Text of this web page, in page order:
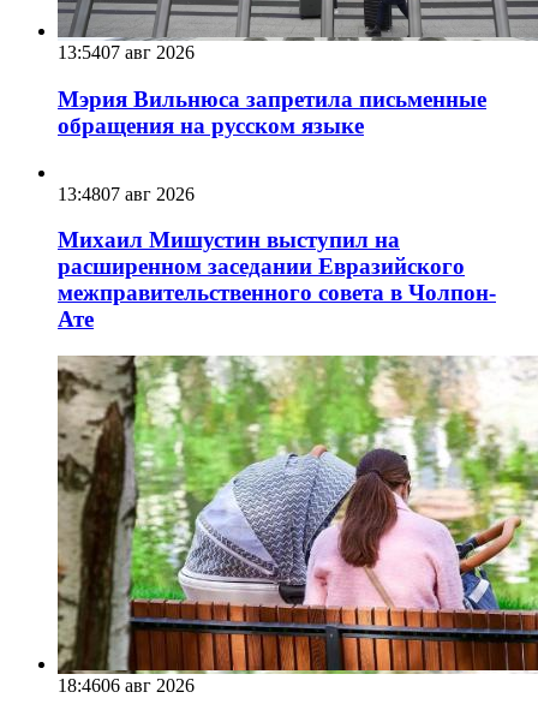
13:5407 авг 2026
Мэрия Вильнюса запретила письменные
обращения на русском языке
13:4807 авг 2026
Михаил Мишустин выступил на
расширенном заседании Евразийского
межправительственного совета в Чолпон-
Ате
18:4606 авг 2026